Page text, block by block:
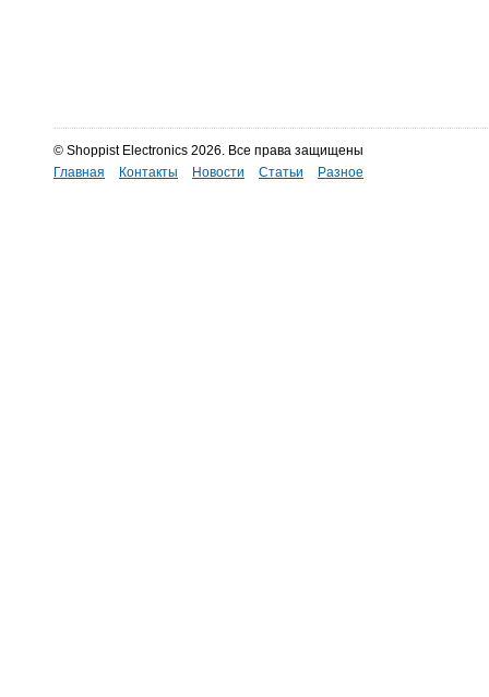
© Shoppist Electronics 2026. Все права защищены
Главная
Контакты Новости Статьи Разное